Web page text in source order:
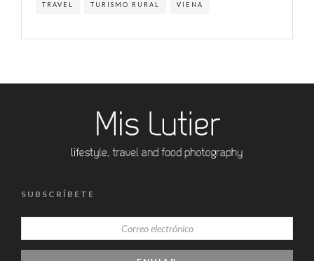
TRAVEL TURISMO RURAL VIENA
SUBSCRÍBETE